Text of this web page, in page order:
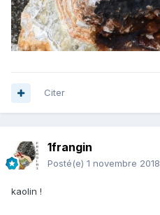
Citer
1frangin
Posté(e) 1 novembre 2018
kaolin !